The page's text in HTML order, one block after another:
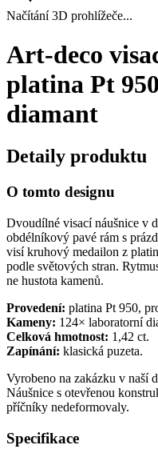
Načítání 3D prohlížeče...
Art-deco
platina Pt
diamant
Detaily produktu
O tomto designu
Dvoudílné visací náušnice v
obdélníkový pavé rám s
visí kruhový medailon z
podle světových stran.
ne hustota kamenů.
Provedení: platina Pt 950,
Kameny: 124× laboratorní
Celková hmotnost: 1,42 ct.
Zapínání: klasická puzeta.
Vyrobeno na zakázku v naší
Náušnice s otevřenou
příčníky nedeformovaly.
Specifikace